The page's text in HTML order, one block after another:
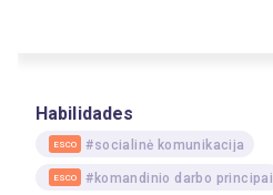
Habilidades
ESCO #socialinė komunikacija
ESCO #komandinio darbo principai